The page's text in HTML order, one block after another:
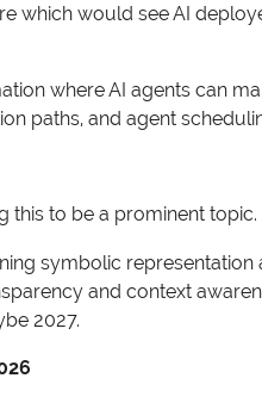
which would see AI
where AI agents can
paths, and agent
this to be a prominent
symbolic
and context
2027.